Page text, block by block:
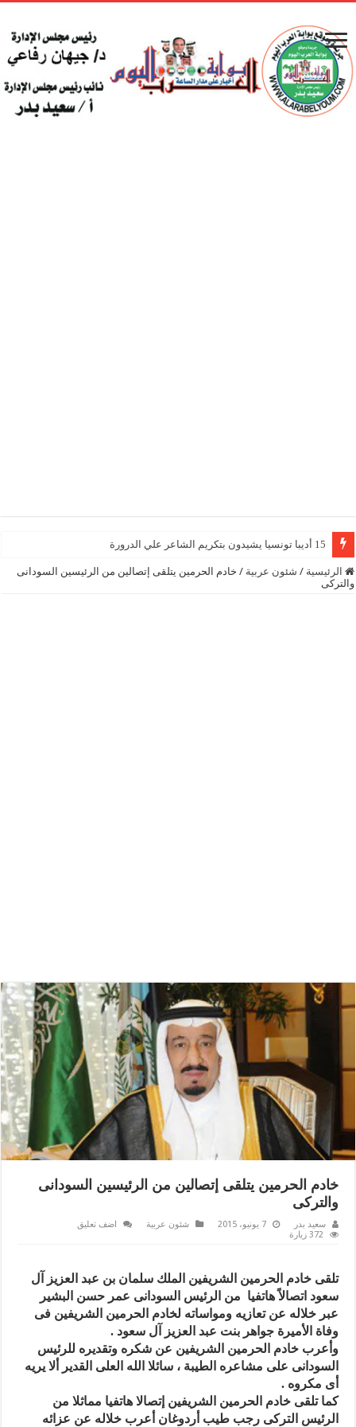
15 أديبا تونسيا يشيدون بتكريم الشاعر علي الدرورة
الرئيسية / شئون عربية / خادم الحرمين يتلقى إتصالين من الرئيسين السودانى
والتركى
خادم الحرمين يتلقى إتصالين من الرئيسين السودانى
والتركى
سعيد بدر 7 يونيو، 2015 شئون عربية
اضف تعليق
372 زيارة
تلقى خادم الحرمين الشريفين الملك سلمان بن عبد العزيز آل
سعود اتصالاً هاتفيا من الرئيس السودانى عمر حسن البشير
عبر خلاله عن تعازيه ومواساته لخادم الحرمين الشريفين فى
وفاة الأميرة جواهر بنت عبد العزيز آل سعود .
وأعرب خادم الحرمين الشريفين عن شكره وتقديره للرئيس
السودانى على مشاعره الطيبة ، سائلا الله العلى القدير ألا يريه
أى مكروه .
كما تلقى خادم الحرمين الشريفين إتصالا هاتفيا مماثلا من
الرئيس التركى رجب طيب أردوغان أعرب خلاله عن عزائه